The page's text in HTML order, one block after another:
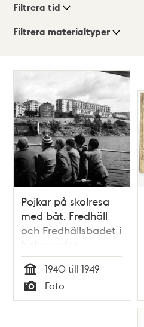
Visningsläge
Filtrera tid
Filtrera materialtyper
Pojkar på skolresa
med båt. Fredhäll
och Fredhällsbadet i
bakgrunden
Tid
1940 till 1949
Typ
Foto